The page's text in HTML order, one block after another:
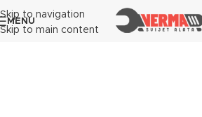
Skip to navigation
Skip to main content
MENU